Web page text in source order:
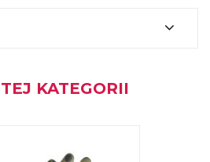
KATEGORII